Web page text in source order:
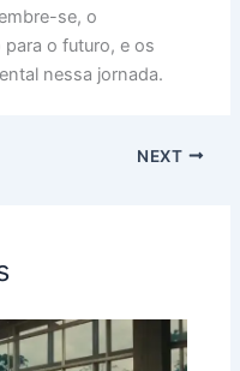
se, o
o futuro, e os
nessa jornada.
NEXT